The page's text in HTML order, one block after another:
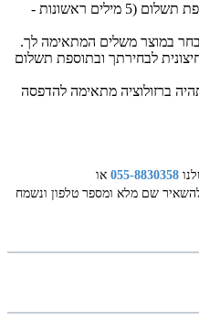
ניתן להוסיף כיתוב בתוספת תשלום (5 מילים ראשונות -
במוצר משלים המתאימה לך.
לבחירתך ובתוספת תשלום
ברזולוציה מתאימה להדפסה
055-8830358 או
שם מלא ומספר טלפון ונשמח